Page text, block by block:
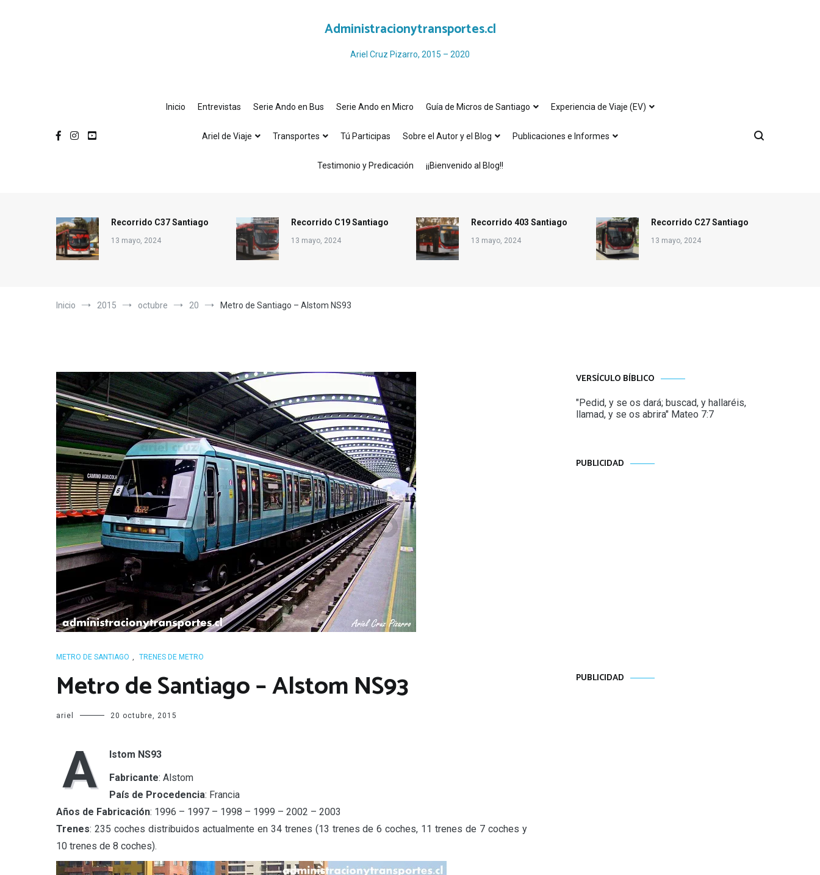
Administracionytransportes.cl
Ariel Cruz Pizarro, 2015 – 2020
Inicio Entrevistas Serie Ando en Bus Serie Ando en Micro Guía de Micros de Santiago Experiencia de Viaje (EV)
Ariel de Viaje Transportes Tú Participas Sobre el Autor y el Blog Publicaciones e Informes
Testimonio y Predicación ¡¡Bienvenido al Blog!!
Recorrido C37 Santiago
13 mayo, 2024
Recorrido C19 Santiago
13 mayo, 2024
Recorrido 403 Santiago
13 mayo, 2024
Recorrido C27 Santiago
13 mayo, 2024
Inicio 2015 octubre 20 Metro de Santiago – Alstom NS93
METRO DE SANTIAGO , TRENES DE METRO
Metro de Santiago – Alstom NS93
ariel 20 octubre, 2015
A
lstom NS93
Fabricante: Alstom
País de Procedencia: Francia
Años de Fabricación: 1996 – 1997 – 1998 – 1999 – 2002 – 2003
Trenes: 235 coches distribuidos actualmente en 34 trenes (13 trenes de 6 coches, 11 trenes de 7 coches y
10 trenes de 8 coches).
VERSÍCULO BÍBLICO
"Pedid, y se os dará; buscad, y hallaréis,
llamad, y se os abrira" Mateo 7:7
PUBLICIDAD
PUBLICIDAD